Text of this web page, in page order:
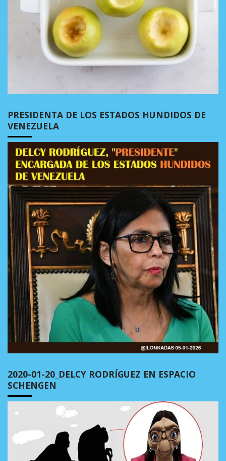
PRESIDENTA DE LOS ESTADOS HUNDIDOS DE
VENEZUELA
2020-01-20_DELCY RODRÍGUEZ EN ESPACIO
SCHENGEN